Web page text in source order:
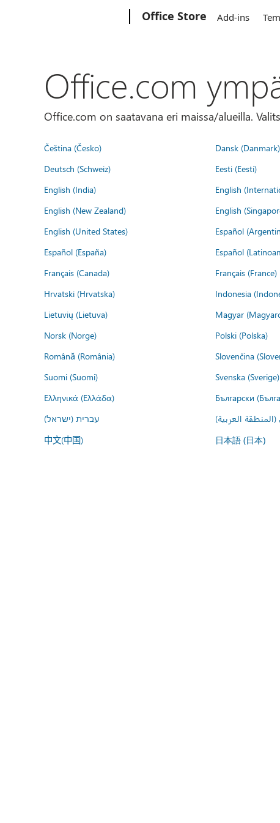
Office Store Add-ins
Office.com
Office.com on saatavana eri maissa/alueilla.
Čeština (Česko) Dansk (Danmark)
Deutsch (Schweiz)
Eesti (Eesti)
English (India)
English
English (New Zealand)
English
English (United States)
Español
Español (España)
Español
Français (Canada)
Français (France)
Hrvatski (Hrvatska)
Indonesia
Lietuvių (Lietuva)
Magyar
Norsk (Norge)
Polski (Polska)
Română (România)
Slovenčina
Suomi (Suomi)
Svenska (Sverige)
Ελληνικά (Ελλάδα)
Български
עברית (ישראל)
العربية)
中文(中国) 日本語 (日本)